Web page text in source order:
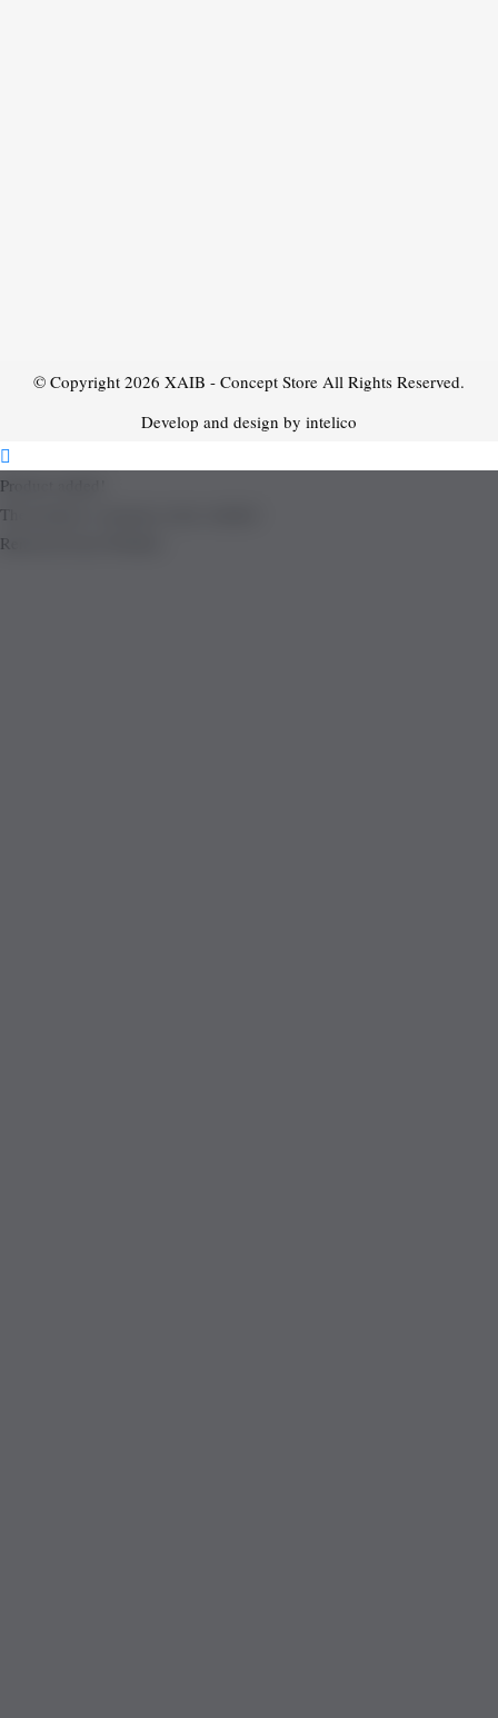
© Copyright 2026 XAIB - Concept Store All Rights Reserved.
Develop and design by intelico
Product added!
The product is already in the wishlist!
Removed from Wishlist